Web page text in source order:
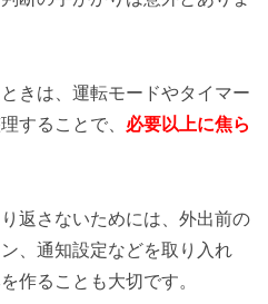
きは、運転モードやタイマー
することで、 必要以上に焦ら
返さないためには、外出前の
、通知設定などを取り入れ
作ることも大切です。